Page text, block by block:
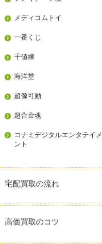
メディコムトイ
一番くじ
千値練
海洋堂
超像可動
超合金魂
コナミデジタルエンタテイメ
ント
宅配買取の流れ
高価買取のコツ